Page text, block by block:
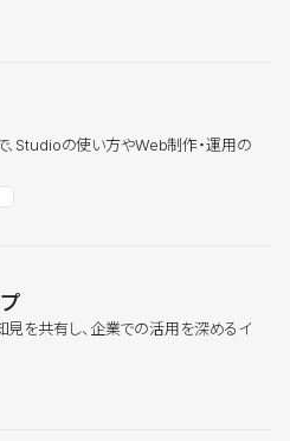
Studioの使い方やWeb制作・運用の
を共有し、企業での活用を深めるイ